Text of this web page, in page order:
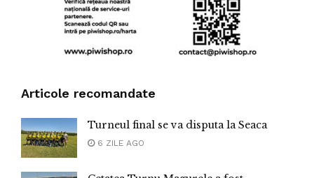
Articole recomandate
Turneul final se va disputa la Seaca
6 ZILE AGO